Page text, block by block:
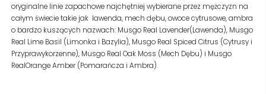
oryginalne linie zapachowe najchętniej wybierane przez mężczyzn na
całym świecie takie jak lawenda, mech dębu, owoce cytrusowe, ambra
o bardzo kuszących nazwach: Musgo Real Lavender(Lawenda), Musgo
Real Lime Basil (Limonka i Bazylia), Musgo Real Spiced Citrus (Cytrusy i
Przyprawykorzenne), Musgo Real Oak Moss (Mech Dębu) i Musgo
RealOrange Amber (Pomarańcza i Ambra).